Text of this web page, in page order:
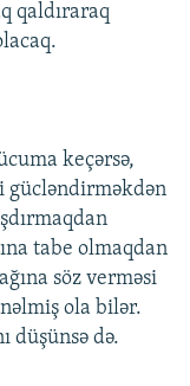
qaldıraraq
keçərsə,
gücləndirməkdən
tabe olmaqdan
söz verməsi
ola bilər.
düşünsə də.